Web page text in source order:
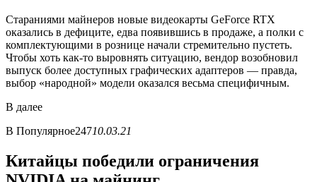
Стараниями майнеров новые видеокарты GeForce RTX
оказались в дефиците, едва появившись в продаже, а полки с
комплектующими в рознице начали стремительно пустеть.
Чтобы хоть как-то выровнять ситуацию, вендор возобновил
выпуск более доступных графических адаптеров — правда,
выбор «народной» модели оказался весьма специфичным.
В далее
В Популярное24710.03.21
Китайцы победили ограничения